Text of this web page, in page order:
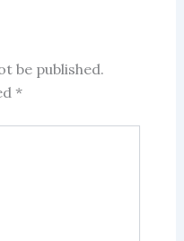
be published.
*